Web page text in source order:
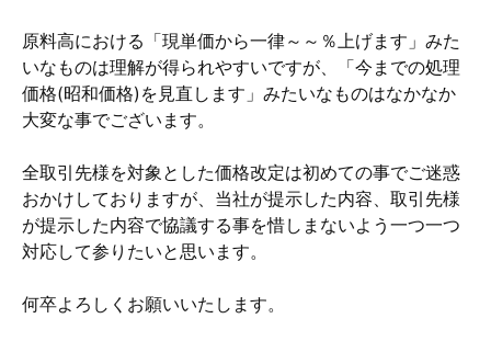
原料高における「現単価から一律～～％上げます」みた
いなものは理解が得られやすいですが、「今までの処理
価格(昭和価格)を見直します」みたいなものはなかなか
大変な事でございます。
全取引先様を対象とした価格改定は初めての事でご迷惑
おかけしておりますが、当社が提示した内容、取引先様
が提示した内容で協議する事を惜しまないよう一つ一つ
対応して参りたいと思います。
何卒よろしくお願いいたします。